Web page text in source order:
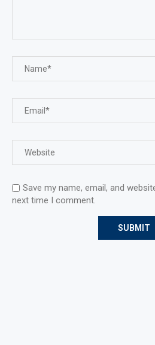
Save my name, email, and
next time I comment.